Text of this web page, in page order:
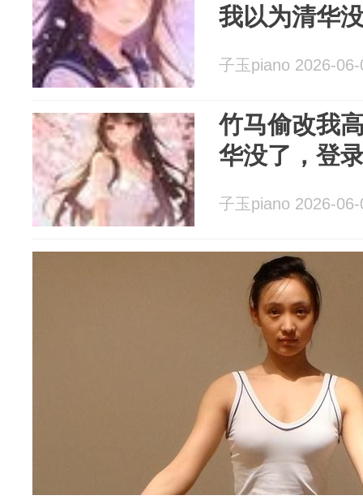
我以为清华
子玉piano 2026-06-
竹马偷改我
华没了，登
子玉piano 2026-06-